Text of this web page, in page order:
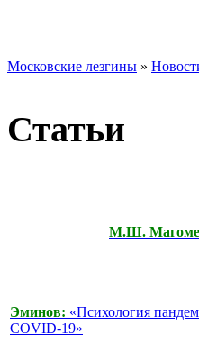
Московские лезгины »
Статьи
М.Ш.
Эминов: «Психология
COVID-19»